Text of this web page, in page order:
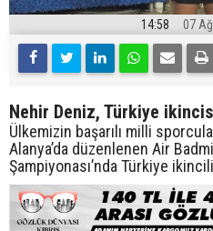
14:58 07
Nehir Deniz, Türkiye
Ülkemizin başarılı milli
Alanya’da düzenlenen Air
Şampiyonası’nda Türkiye